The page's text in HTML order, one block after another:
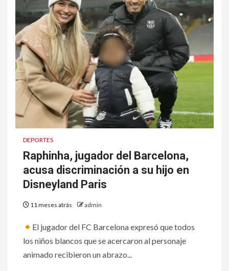
DEPORTES
Raphinha, jugador del Barcelona,
acusa discriminación a su hijo en
Disneyland Paris
11 meses atrás admin
El jugador del FC Barcelona expresó que todos
los niños blancos que se acercaron al personaje
animado recibieron un abrazo...